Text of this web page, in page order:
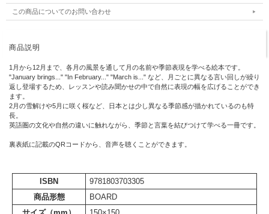
この商品についてのお問い合わせ
商品説明
1月から12月まで、各月の風景を通して月の名前や季節表現を学べる絵本です。
"January brings..." "In February..." "March is..." など、月ごとに異なる言い回しが繰り
返し登場するため、レッスンや読み聞かせの中で自然に表現の幅を広げることができ
ます。
2月の雪解けや5月に咲く桜など、日本とは少し異なる季節感が描かれているのも特
長。
英語圏の文化や自然の違いに触れながら、季節と言葉を結びつけて学べる一冊です。
裏表紙に記載のQRコードから、音声を聴くことができます。
ISBN
9781803703305
商品形態
BOARD